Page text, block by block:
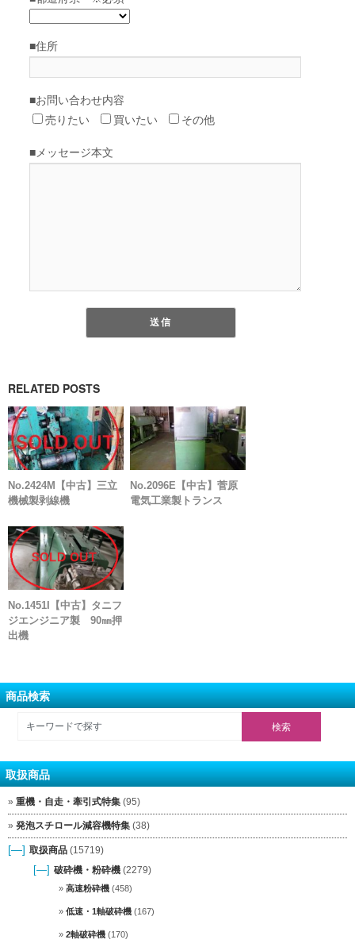
RELATED POSTS
No.2424M【中古】三立
機械製剥線機
No.2096E【中古】菅原
電気工業製トランス
No.1451I【中古】タニフ
ジエンジニア製 90㎜押
出機
商品検索
取扱商品
重機・自走・牽引式特集 (95)
発泡スチロール減容機特集 (38)
[—] 取扱商品 (15719)
[—] 破砕機・粉砕機 (2279)
高速粉砕機 (458)
低速・1軸破砕機 (167)
2軸破砕機 (170)